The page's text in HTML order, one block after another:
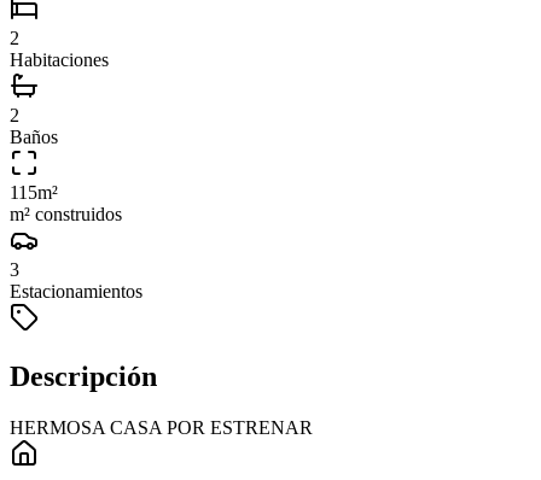
2
Habitaciones
2
Baños
115m²
m² construidos
3
Estacionamientos
Descripción
HERMOSA CASA POR ESTRENAR